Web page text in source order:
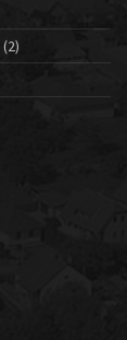
(2)